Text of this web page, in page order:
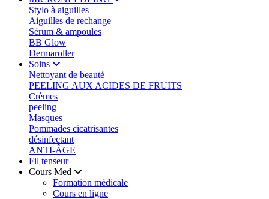
Stylo à aiguilles
Aiguilles de rechange
Sérum & ampoules
BB Glow
Dermaroller
Soins
Nettoyant de beauté
PEELING AUX ACIDES DE FRUITS
Crèmes
peeling
Masques
Pommades cicatrisantes
désinfectant
ANTI-ÂGE
Fil tenseur
Cours Med
Formation médicale
Cours en ligne